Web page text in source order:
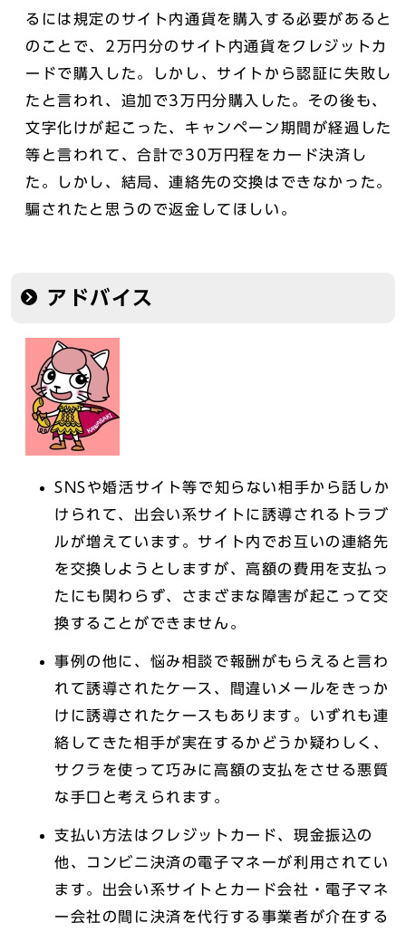
るには規定のサイト内通貨を購入する必要があると
のことで、2万円分のサイト内通貨をクレジットカ
ードで購入した。しかし、サイトから認証に失敗し
たと言われ、追加で3万円分購入した。その後も、
文字化けが起こった、キャンペーン期間が経過した
等と言われて、合計で30万円程をカード決済し
た。しかし、結局、連絡先の交換はできなかった。
騙されたと思うので返金してほしい。
アドバイス
SNSや婚活サイト等で知らない相手から話しか
けられて、出会い系サイトに誘導されるトラブ
ルが増えています。サイト内でお互いの連絡先
を交換しようとしますが、高額の費用を支払っ
たにも関わらず、さまざまな障害が起こって交
換することができません。
事例の他に、悩み相談で報酬がもらえると言わ
れて誘導されたケース、間違いメールをきっか
けに誘導されたケースもあります。いずれも連
絡してきた相手が実在するかどうか疑わしく、
サクラを使って巧みに高額の支払をさせる悪質
な手口と考えられます。
支払い方法はクレジットカード、現金振込の
他、コンビニ決済の電子マネーが利用されてい
ます。出会い系サイトとカード会社・電子マネ
ー会社の間に決済を代行する事業者が介在する